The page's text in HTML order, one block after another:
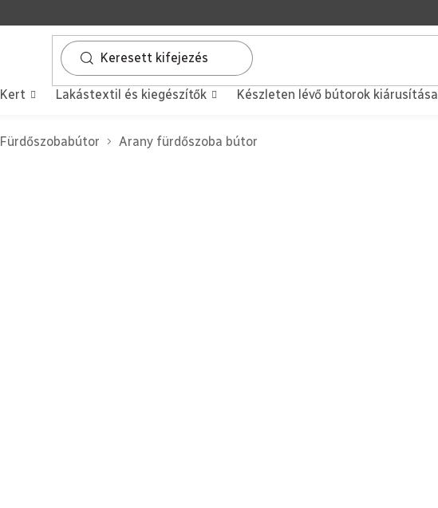
Kert Lakástextil és kiegészítők Készleten lévő bútorok kiárusítása
Fürdőszobabútor Arany fürdőszoba bútor